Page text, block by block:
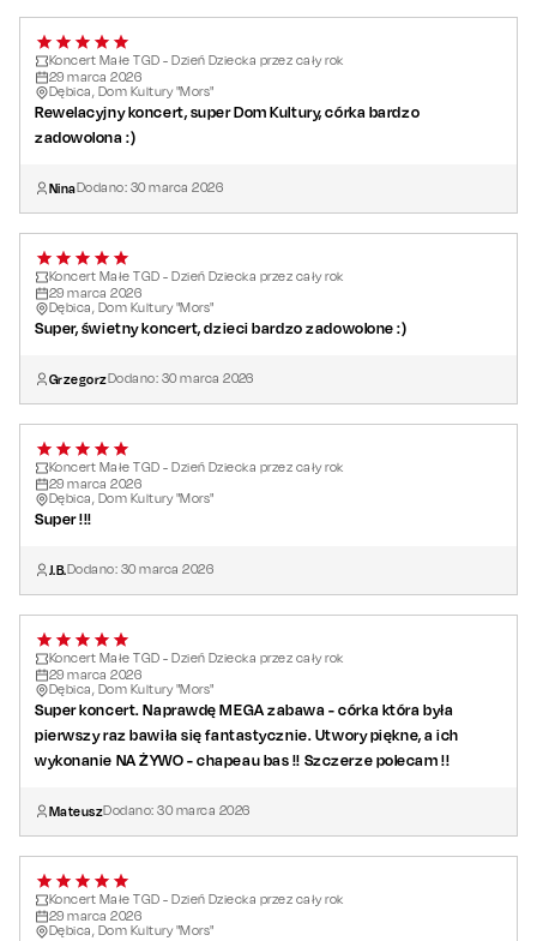
Koncert Małe TGD - Dzień Dziecka przez cały rok
29 marca 2026
Dębica, Dom Kultury "Mors"
Rewelacyjny koncert, super Dom Kultury, córka bardzo
zadowolona :)
NinaDodano: 30marca 2026
Koncert Małe TGD - Dzień Dziecka przez cały rok
29 marca 2026
Dębica, Dom Kultury "Mors"
Super, świetny koncert, dzieci bardzo zadowolone :)
GrzegorzDodano: 30marca 2026
Koncert Małe TGD - Dzień Dziecka przez cały rok
29 marca 2026
Dębica, Dom Kultury "Mors"
Super !!!
J.B.Dodano: 30marca 2026
Koncert Małe TGD - Dzień Dziecka przez cały rok
29 marca 2026
Dębica, Dom Kultury "Mors"
Super koncert. Naprawdę MEGA zabawa - córka która była
pierwszy raz bawiła się fantastycznie. Utwory piękne, a ich
wykonanie NA ŻYWO - chapeau bas !! Szczerze polecam !!
MateuszDodano:30 marca 2026
Koncert Małe TGD - Dzień Dziecka przez cały rok
29 marca 2026
Dębica, Dom Kultury "Mors"